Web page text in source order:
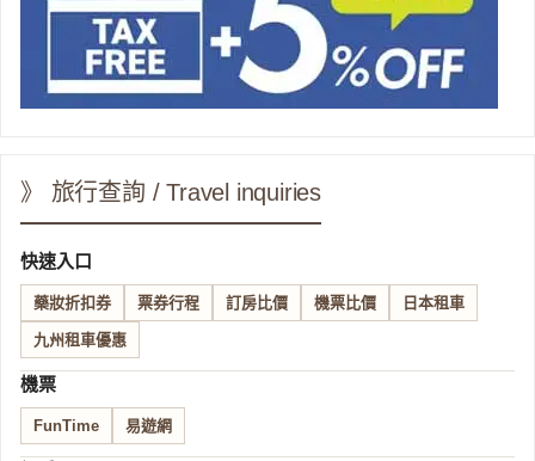
》 旅行查詢 / Travel inquiries
快速入口
藥妝折扣券 票券行程 訂房比價 機票比價 日本租車
九州租車優惠
機票
FunTime 易遊網